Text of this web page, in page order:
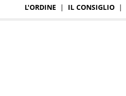
L'ORDINE | IL CONSIGLIO |